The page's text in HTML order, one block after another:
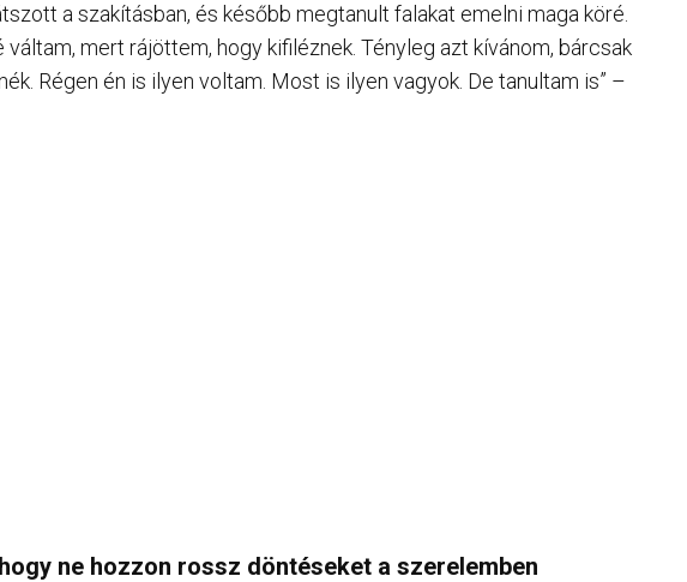
a szakításban, és később megtanult falakat emelni maga köré.
váltam, mert rájöttem, hogy kifiléznek. Tényleg azt kívánom, bárcsak
Régen én is ilyen voltam. Most is ilyen vagyok. De tanultam is” –
ne hozzon rossz döntéseket a szerelemben